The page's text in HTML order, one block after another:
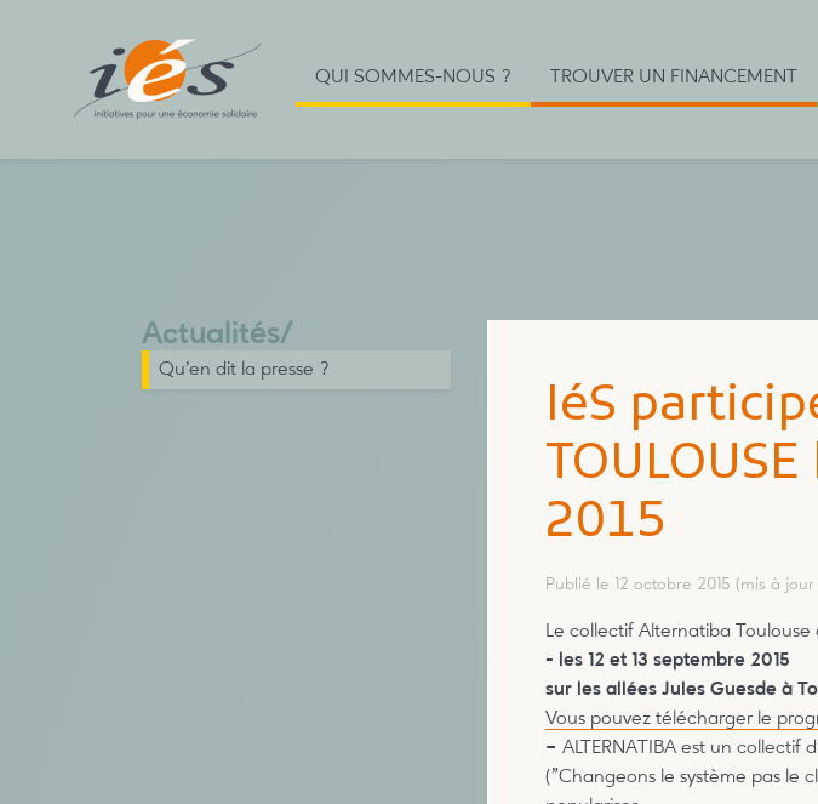
QUI SOMMES-NOUS ? TROUVER UN FINANCEMENT
IéS
2015
Publié le 12 octobre 2015 (mis à jour
Le collectif Alternatiba
- les 12 et 13 septembre 2015
sur les allées Jules Guesde à
Vous pouvez télécharger le
– ALTERNATIBA est un collectif
("Changeons le système pas le
Actualités/
Qu’en dit la presse ?